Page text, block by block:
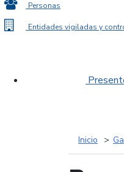
Personas
Entidades vigiladas y
Inicio